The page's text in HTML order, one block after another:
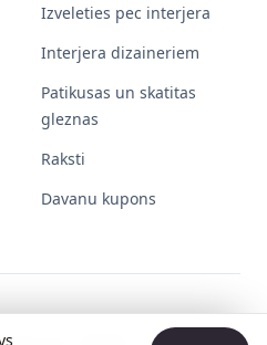
Izveleties pec interjera
Interjera dizaineriem
Patikusas un skatitas
gleznas
Raksti
Davanu kupons